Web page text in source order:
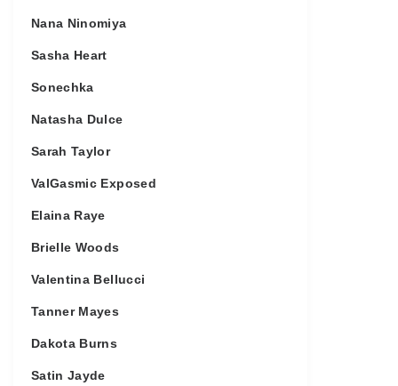
Nana Ninomiya
Sasha Heart
Sonechka
Natasha Dulce
Sarah Taylor
ValGasmic Exposed
Elaina Raye
Brielle Woods
Valentina Bellucci
Tanner Mayes
Dakota Burns
Satin Jayde